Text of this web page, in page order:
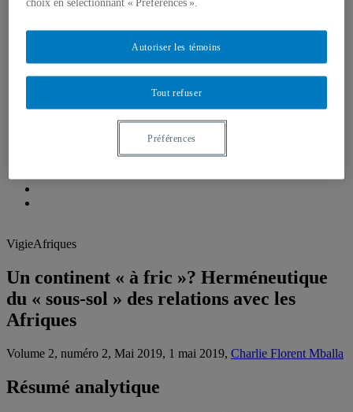
Récentes réalisations
Regards de l’IEIM
Blogue Un seul monde
Publications
VigieAfriques
Un continent « à fric »? Herméneutique
du « sous-sol » des relations avec les
Afriques
Volume 2, numéro 2, Mai 2019, 1 mai 2019, Charlie Florent Mballa
Résumé analytique
choix en sélectionnant « Préférences ».
Tout refuser
Autoriser les témoins
Préférences